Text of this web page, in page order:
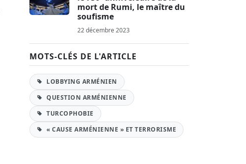
mort de Rumi, le maître du
soufisme
22 décembre 2023
MOTS-CLÉS DE L'ARTICLE
LOBBYING ARMÉNIEN
QUESTION ARMÉNIENNE
TURCOPHOBIE
« CAUSE ARMÉNIENNE » ET TERRORISME